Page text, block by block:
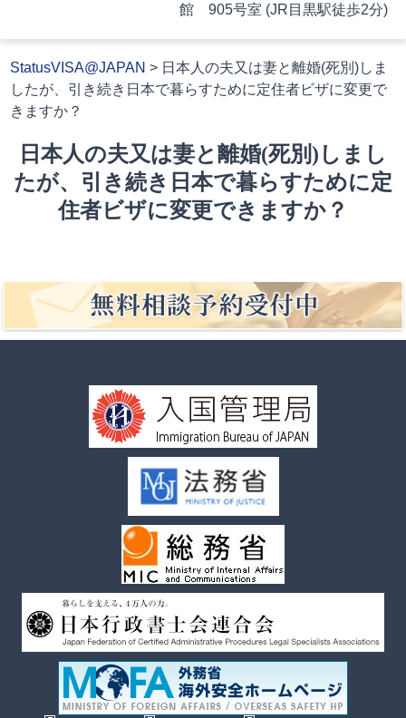
館 905号室 (JR目黒駅徒歩2分)
StatusVISA@JAPAN > 日本人の夫又は妻と離婚(死別)しま
したが、引き続き日本で暮らすために定住者ビザに変更で
きますか？
日本人の夫又は妻と離婚(死別)しまし
たが、引き続き日本で暮らすために定
住者ビザに変更できますか？